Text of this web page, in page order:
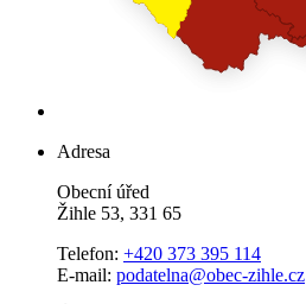
Adresa
Obecní úřed
Žihle 53, 331 65
Telefon: +420 373 395 114
E-mail: podatelna@obec-zihle.cz